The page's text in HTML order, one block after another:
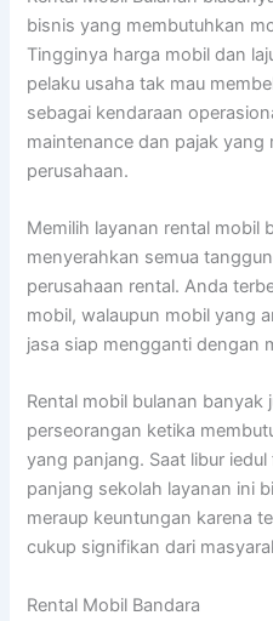
bisnis yang membutuhkan
Tingginya harga mobil dan
pelaku usaha tak mau
sebagai kendaraan
maintenance dan pajak yang
perusahaan.
Memilih layanan rental mobil
menyerahkan semua
perusahaan rental. Anda
mobil, walaupun mobil yang
jasa siap mengganti dengan
Rental mobil bulanan banyak
perseorangan ketika
yang panjang. Saat libur
panjang sekolah layanan ini
meraup keuntungan karena
cukup signifikan dari
Rental Mobil Bandara